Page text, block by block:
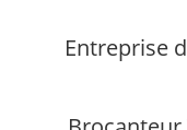
Entreprise